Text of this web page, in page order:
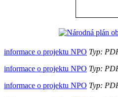
informace o projektu NPO Typ:
informace o projektu NPO Typ:
informace o projektu NPO Typ: